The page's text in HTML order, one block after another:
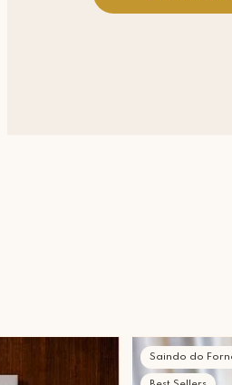
Saindo do